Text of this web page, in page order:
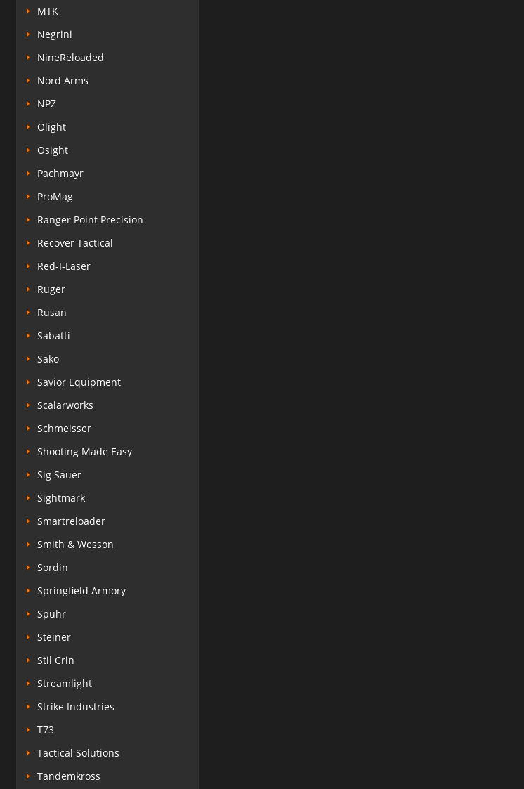
MTK
Negrini
NineReloaded
Nord Arms
NPZ
Olight
Osight
Pachmayr
ProMag
Ranger Point Precision
Recover Tactical
Red-I-Laser
Ruger
Rusan
Sabatti
Sako
Savior Equipment
Scalarworks
Schmeisser
Shooting Made Easy
Sig Sauer
Sightmark
Smartreloader
Smith & Wesson
Sordin
Springfield Armory
Spuhr
Steiner
Stil Crin
Streamlight
Strike Industries
T73
Tactical Solutions
Tandemkross